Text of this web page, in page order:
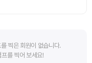
찍은 회원이 없습니다.
프를 찍어 보세요!